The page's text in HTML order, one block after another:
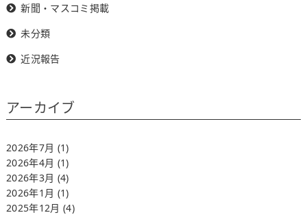
新聞・マスコミ掲載
未分類
近況報告
アーカイブ
2026年7月 (1)
2026年4月 (1)
2026年3月 (4)
2026年1月 (1)
2025年12月(4)